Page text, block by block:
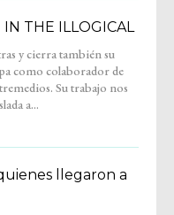
IN THE ILLOGICAL
a...
llegaron a